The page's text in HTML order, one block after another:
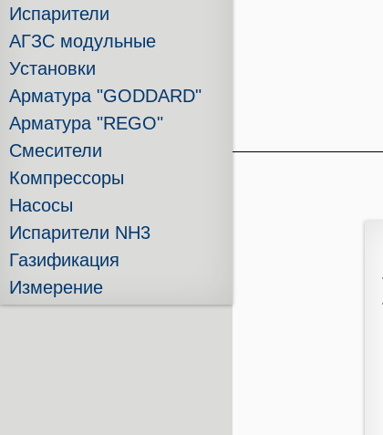
Испарители
АГЗС модульные
Установки
Арматура "GODDARD"
Арматура "REGO"
Смесители
Компрессоры
Насосы
Испарители NH3
Газификация
Измерение